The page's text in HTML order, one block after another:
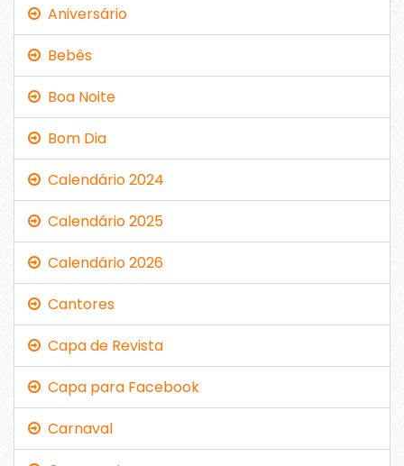
Aniversário
Bebês
Boa Noite
Bom Dia
Calendário 2024
Calendário 2025
Calendário 2026
Cantores
Capa de Revista
Capa para Facebook
Carnaval